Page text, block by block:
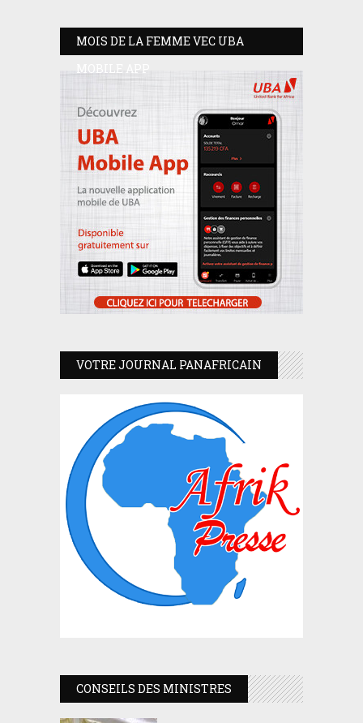
MOIS DE LA FEMME VEC UBA
MOBILE APP
VOTRE JOURNAL PANAFRICAIN
CONSEILS DES MINISTRES